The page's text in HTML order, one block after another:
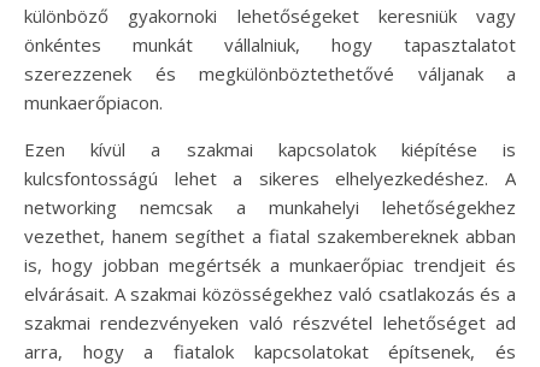
különböző gyakornoki lehetőségeket keresniük vagy
önkéntes munkát vállalniuk, hogy tapasztalatot
szerezzenek és megkülönböztethetővé váljanak a
munkaerőpiacon.
Ezen kívül a szakmai kapcsolatok kiépítése is
kulcsfontosságú lehet a sikeres elhelyezkedéshez. A
networking nemcsak a munkahelyi lehetőségekhez
vezethet, hanem segíthet a fiatal szakembereknek abban
is, hogy jobban megértsék a munkaerőpiac trendjeit és
elvárásait. A szakmai közösségekhez való csatlakozás és a
szakmai rendezvényeken való részvétel lehetőséget ad
arra, hogy a fiatalok kapcsolatokat építsenek, és